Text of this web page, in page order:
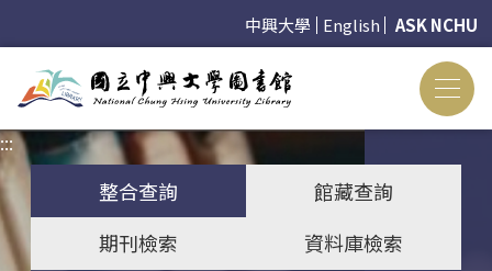
中興大學 English ASK NCHU
:::
整合查詢
館藏查詢
期刊檢索
資料庫檢索